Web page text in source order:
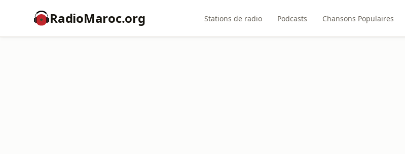
RadioMaroc.org Stations de radio Podcasts Chansons Populaires